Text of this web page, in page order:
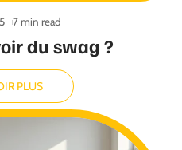
du swag ?
7 min read
PLUS